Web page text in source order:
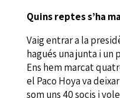
Quins reptes s’ha
Vaig entrar a la
hagués una junta i un
Ens hem marcat
el Paco Hoya va
som uns 40 socis i